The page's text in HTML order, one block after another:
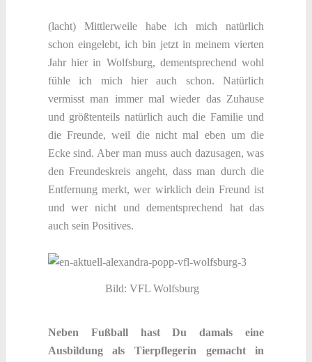
(lacht) Mittlerweile habe ich mich natürlich
schon eingelebt, ich bin jetzt in meinem vierten
Jahr hier in Wolfsburg, dementsprechend wohl
fühle ich mich hier auch schon. Natürlich
vermisst man immer mal wieder das Zuhause
und größtenteils natürlich auch die Familie und
die Freunde, weil die nicht mal eben um die
Ecke sind. Aber man muss auch dazusagen, was
den Freundeskreis angeht, dass man durch die
Entfernung merkt, wer wirklich dein Freund ist
und wer nicht und dementsprechend hat das
auch sein Positives.
Bild: VFL Wolfsburg
Neben Fußball hast Du damals eine
Ausbildung als Tierpflegerin gemacht in